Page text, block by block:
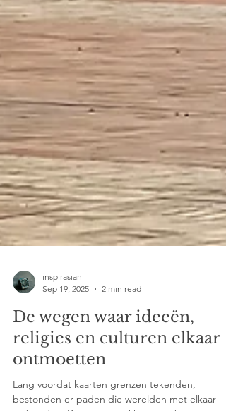
Sep 19, 2025
2 min read
De wegen waar ideeën,
ontmoetten